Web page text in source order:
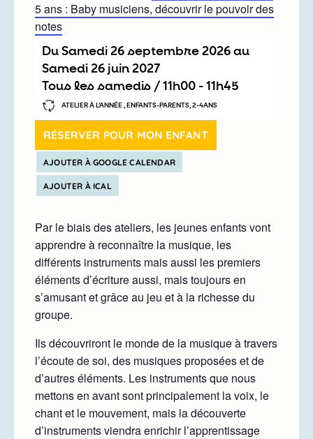
5 ans : Baby musiciens, découvrir le pouvoir des
notes
Du samedi 26 septembre 2026au
samedi 26 juin 2027
Tous les samedis / 11h00 - 11h45
ATELIER À L’ANNÉE , ENFANTS-PARENTS, 2-4ANS
RÉSERVER POUR MON ENFANT
AJOUTER À GOOGLE CALENDAR
AJOUTER À ICAL
Par le biais des ateliers, les jeunes enfants vont
apprendre à reconnaître la musique, les
différents instruments mais aussi les premiers
éléments d’écriture aussi, mais toujours en
s’amusant et grâce au jeu et à la richesse du
groupe.
Ils découvriront le monde de la musique à travers
l’écoute de soi, des musiques proposées et de
d’autres éléments. Les instruments que nous
mettons en avant sont principalement la voix, le
chant et le mouvement, mais la découverte
d’instruments viendra enrichir l’apprentissage